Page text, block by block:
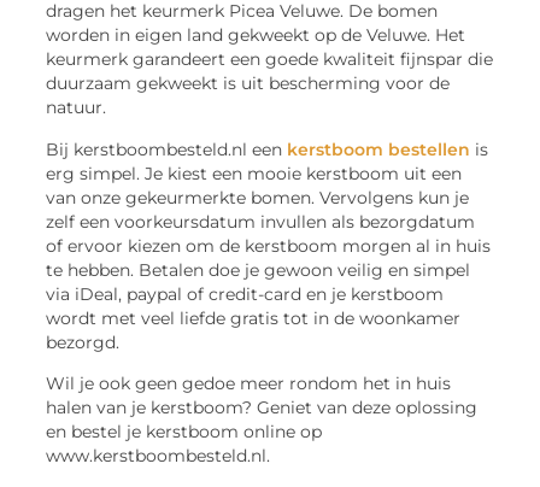
dragen het keurmerk Picea Veluwe. De bomen
worden in eigen land gekweekt op de Veluwe. Het
keurmerk garandeert een goede kwaliteit fijnspar die
duurzaam gekweekt is uit bescherming voor de
natuur.
Bij kerstboombesteld.nl een kerstboom bestellen is
erg simpel. Je kiest een mooie kerstboom uit een
van onze gekeurmerkte bomen. Vervolgens kun je
zelf een voorkeursdatum invullen als bezorgdatum
of ervoor kiezen om de kerstboom morgen al in huis
te hebben. Betalen doe je gewoon veilig en simpel
via iDeal, paypal of credit-card en je kerstboom
wordt met veel liefde gratis tot in de woonkamer
bezorgd.
Wil je ook geen gedoe meer rondom het in huis
halen van je kerstboom? Geniet van deze oplossing
en bestel je kerstboom online op
www.kerstboombesteld.nl.